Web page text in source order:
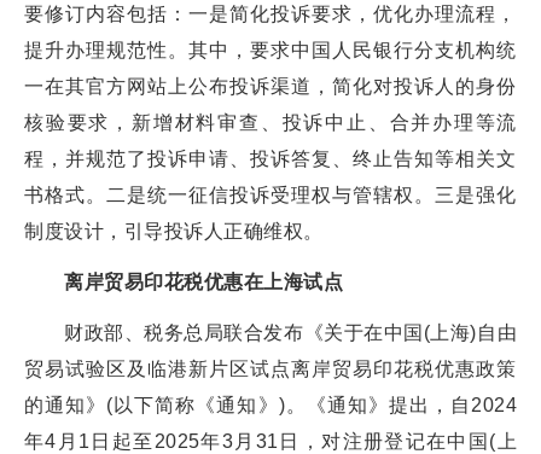
要修订内容包括：一是简化投诉要求，优化办理流程，
提升办理规范性。其中，要求中国人民银行分支机构统
一在其官方网站上公布投诉渠道，简化对投诉人的身份
核验要求，新增材料审查、投诉中止、合并办理等流
程，并规范了投诉申请、投诉答复、终止告知等相关文
书格式。二是统一征信投诉受理权与管辖权。三是强化
制度设计，引导投诉人正确维权。
离岸贸易印花税优惠在上海试点
财政部、税务总局联合发布《关于在中国(上海)自由
贸易试验区及临港新片区试点离岸贸易印花税优惠政策
的通知》(以下简称《通知》)。《通知》提出，自2024
年4月1日起至2025年3月31日，对注册登记在中国(上